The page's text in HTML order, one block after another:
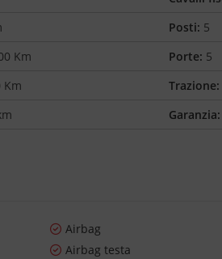
Km
Km
Posti: 5
Porte: 5
Trazione:
Garanzia:
Airbag
Airbag testa